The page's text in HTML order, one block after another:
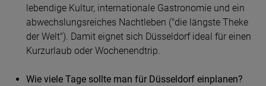
lebendige Kultur, internationale Gastronomie und ein
abwechslungsreiches Nachtleben ("die längste Theke
der Welt"). Damit eignet sich Düsseldorf ideal für einen
Kurzurlaub oder Wochenendtrip.
Wie viele Tage sollte man für Düsseldorf einplanen?